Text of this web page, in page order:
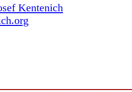
Kentenich